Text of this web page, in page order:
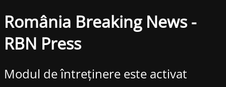
România Breaking News -
RBN Press
Modul de întreținere este activat